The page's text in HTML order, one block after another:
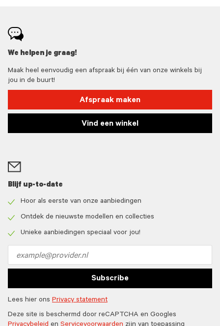
We helpen je graag!
Maak heel eenvoudig een afspraak bij één van onze winkels bij
jou in de buurt!
Afspraak maken
Vind een winkel
Blijf up-to-date
icon
Hoor als eerste van onze aanbiedingen
icon
Ontdek de nieuwste modellen en collecties
Unieke aanbiedingen speciaal voor jou!
address
Subscribe
Lees hier ons Privacy statement
Deze site is beschermd door reCAPTCHA en Googles